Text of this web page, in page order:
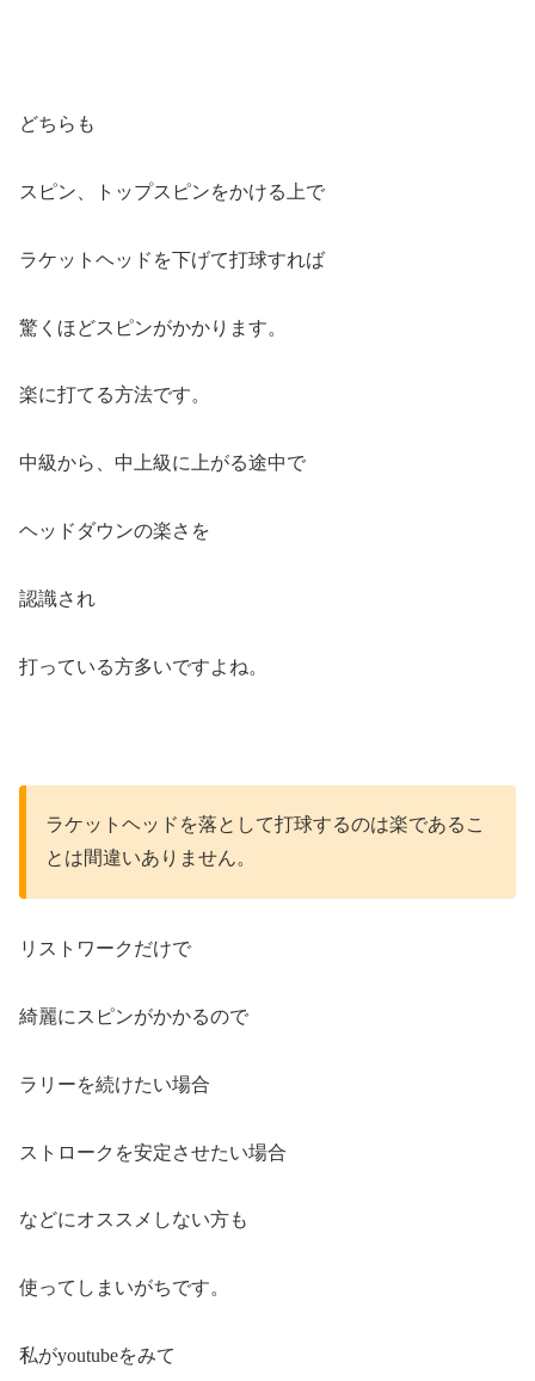
どちらも
スピン、トップスピンをかける上で
ラケットヘッドを下げて打球すれば
驚くほどスピンがかかります。
楽に打てる方法です。
中級から、中上級に上がる途中で
ヘッドダウンの楽さを
認識され
打っている方多いですよね。
ラケットヘッドを落として打球するのは楽であるこ
とは間違いありません。
リストワークだけで
綺麗にスピンがかかるので
ラリーを続けたい場合
ストロークを安定させたい場合
などにオススメしない方も
使ってしまいがちです。
私がyoutubeをみて